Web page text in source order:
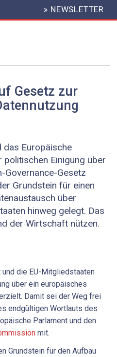
HEADER
MENU
» NEWSLETTER
Gesetz zur
das Europäische
politischen Einigung über
Governance-Gesetz
Grundstein für einen
über
hinweg gelegt. Das
der Wirtschaft nützen.
und die EU-Mitgliedstaaten
über ein europäisches
Damit sei der Weg frei
endgültigen Wortlauts des
Parlament und den
mit.
Grundstein für den Aufbau